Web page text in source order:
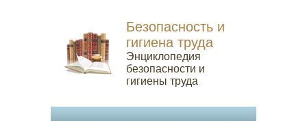
Безопасность и
гигиена труда
Энциклопедия
безопасности и
гигиены труда